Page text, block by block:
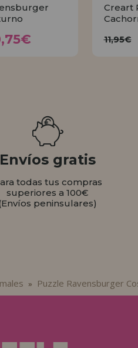
Creart
11,95€
Envíos gratis
todas tus compras
superiores a 100€
peninsulares)
» Puzzle Ravensburger